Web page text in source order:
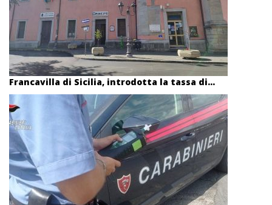
Francavilla di Sicilia, introdotta la tassa di...